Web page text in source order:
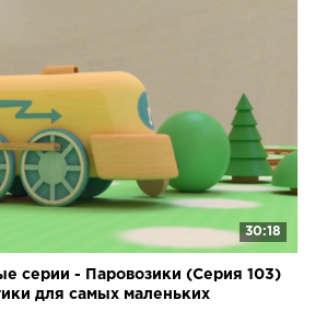
30:18
серии - Паровозики (Серия 103)
для самых маленьких